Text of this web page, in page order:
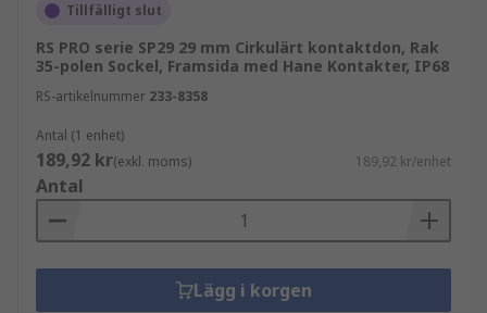
Tillfälligt slut
RS PRO serie SP29 29 mm Cirkulärt kontaktdon, Rak
35-polen Sockel, Framsida med Hane Kontakter, IP68
RS-artikelnummer 233-8358
Antal (1 enhet)
189,92 kr(exkl. moms) 189,92 kr/enhet
Antal
Lägg i korgen